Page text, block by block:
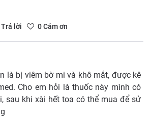
Trả lời 0Cảm ơn
là bị viêm bờ mi và khô mắt, được kê
Cho em hỏi là thuốc này mình có
sau khi xài hết toa có thể mua để sử